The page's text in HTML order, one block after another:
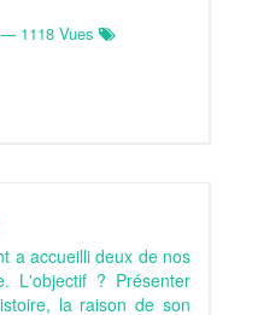
— 1118 Vues
a accueilli deux de nos
L'objectif ? Présenter
la raison de son